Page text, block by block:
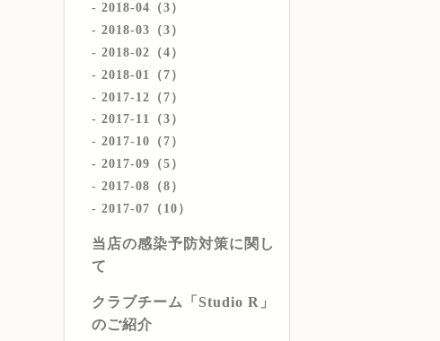
2018-04（3）
2018-03（3）
2018-02（4）
2018-01（7）
2017-12（7）
2017-11（3）
2017-10（7）
2017-09（5）
2017-08（8）
2017-07（10）
当店の感染予防対策に関し
て
クラブチーム「Studio R」
のご紹介